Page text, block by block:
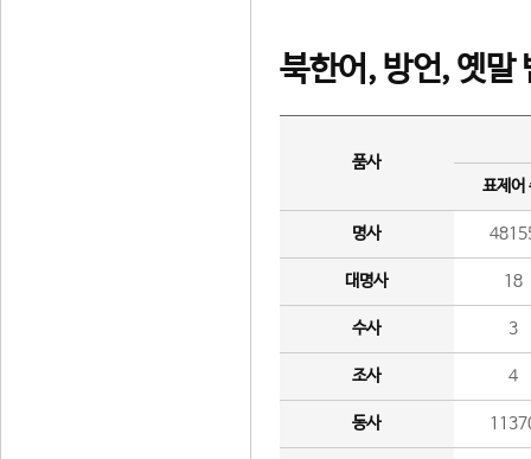
북한어, 방언, 옛말
품사
표제어
명사
대명사 18
수사 3
조사 4
동사